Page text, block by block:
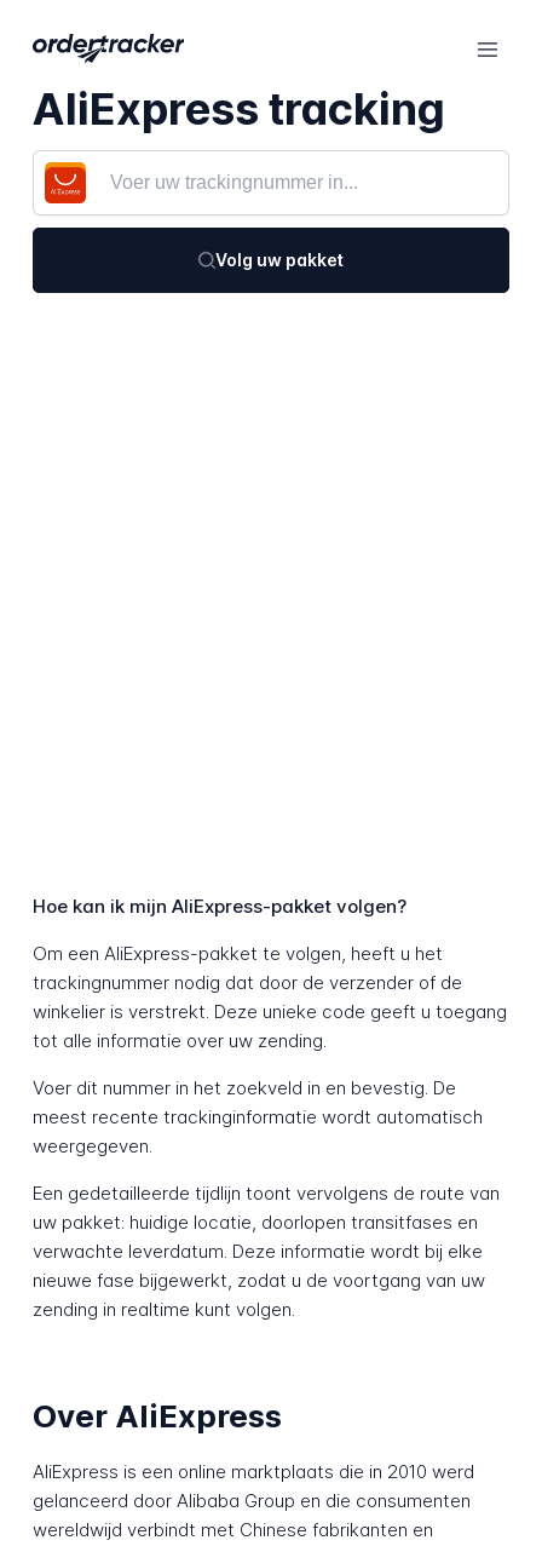
AliExpress tracking
Volg uw pakket
Hoe kan ik mijn AliExpress-pakket volgen?
Om een AliExpress-pakket te volgen, heeft u het
trackingnummer nodig dat door de verzender of de
winkelier is verstrekt. Deze unieke code geeft u toegang
tot alle informatie over uw zending.
Voer dit nummer in het zoekveld in en bevestig. De
meest recente trackinginformatie wordt automatisch
weergegeven.
Een gedetailleerde tijdlijn toont vervolgens de route van
uw pakket: huidige locatie, doorlopen transitfases en
verwachte leverdatum. Deze informatie wordt bij elke
nieuwe fase bijgewerkt, zodat u de voortgang van uw
zending in realtime kunt volgen.
Over AliExpress
AliExpress is een online marktplaats die in 2010 werd
gelanceerd door Alibaba Group en die consumenten
wereldwijd verbindt met Chinese fabrikanten en